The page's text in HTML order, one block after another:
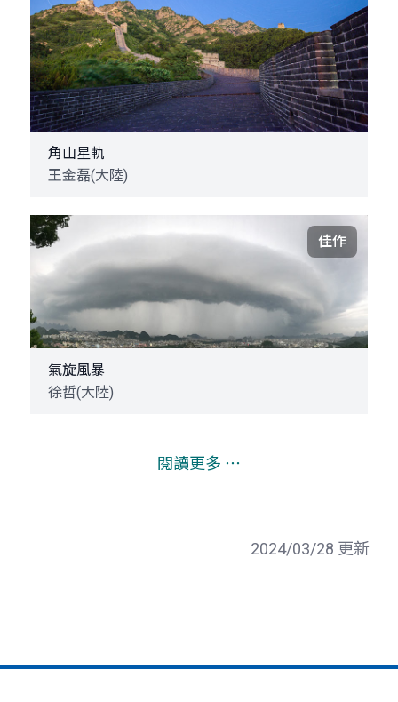
角山星軌
王金磊(大陸)
佳作
氣旋風暴
徐哲(大陸)
閱讀更多 ⋯
2024/03/28 更新